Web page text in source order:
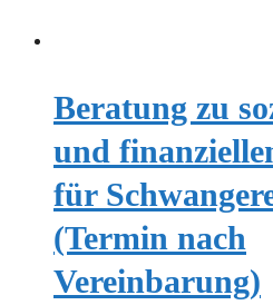
Beratung zu
und
für
(Termin nach
Vereinbarung)